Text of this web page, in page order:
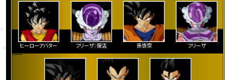
ヒーローアバター フリーザ：復活 孫悟空 フリーザ